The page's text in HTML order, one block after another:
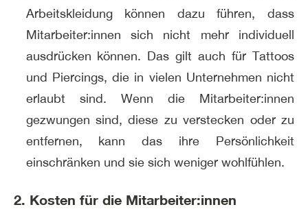
Arbeitskleidung können dazu führen, dass
Mitarbeiter:innen sich nicht mehr individuell
ausdrücken können. Das gilt auch für Tattoos
und Piercings, die in vielen Unternehmen nicht
erlaubt sind. Wenn die Mitarbeiter:innen
gezwungen sind, diese zu verstecken oder zu
entfernen, kann das ihre Persönlichkeit
einschränken und sie sich weniger wohlfühlen.
2. Kosten für die Mitarbeiter:innen